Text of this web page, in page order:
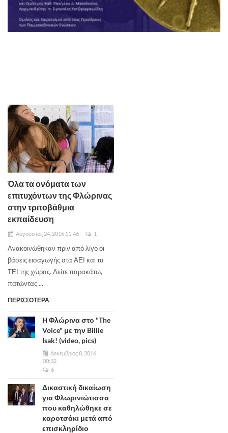
Όλα τα ονόματα των
επιτυχόντων της Φλώρινας
στην τριτοβάθμια
εκπαίδευση
Αύγουστος 24, 2016 11:46 1
Ανακοινώθηκαν πριν από λίγο οι
βάσεις εισαγωγής στα ΑΕΙ και τα
ΤΕΙ της χώρας. Δείτε παρακάτω,
πατώντας ...
ΠΕΡΙΣΣΟΤΕΡΑ
Η Φλώρινα στο "The
Voice" με την Billie
Isak! (video, pics)
Δεκέμβριος 8, 2016
00:32
6
Δικαστική δικαίωση
για Φλωρινιώτισσα
που καθηλώθηκε σε
καροτσάκι μετά από
επισκληρίδιο